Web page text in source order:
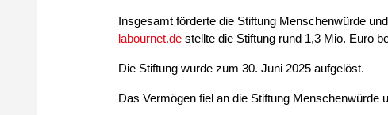
Insgesamt förderte die Stiftung Menschenwürde
labournet.destellte die Stiftung rund 1,3 Mio. Euro
Die Stiftung wurde zum 30. Juni 2025 aufgelöst.
Das Vermögen fiel an die Stiftung